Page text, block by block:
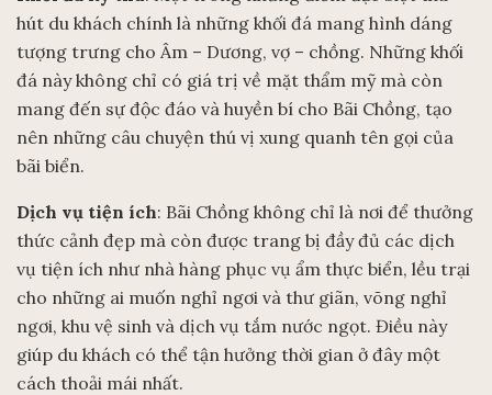
hút du khách chính là những khối đá mang hình dáng
tượng trưng cho Âm – Dương, vợ – chồng. Những khối
đá này không chỉ có giá trị về mặt thẩm mỹ mà còn
mang đến sự độc đáo và huyền bí cho Bãi Chồng, tạo
nên những câu chuyện thú vị xung quanh tên gọi của
bãi biển.
Dịch vụ tiện ích: Bãi Chồng không chỉ là nơi để thưởng
thức cảnh đẹp mà còn được trang bị đầy đủ các dịch
vụ tiện ích như nhà hàng phục vụ ẩm thực biển, lều trại
cho những ai muốn nghỉ ngơi và thư giãn, võng nghỉ
ngơi, khu vệ sinh và dịch vụ tắm nước ngọt. Điều này
giúp du khách có thể tận hưởng thời gian ở đây một
cách thoải mái nhất.